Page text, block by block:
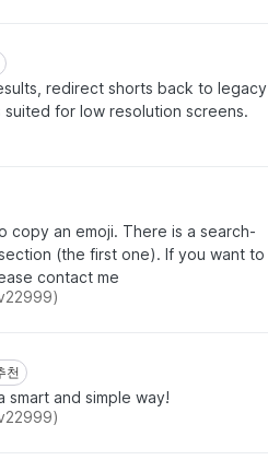
redirect shorts back to legacy
for low resolution screens.
copy an emoji. There is a search-
(the first one). If you want to
contact me
천
and simple way!